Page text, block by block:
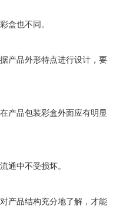
盒也不同。
产品外形特点进行设计，要
产品包装彩盒外面应有明显
中不受损坏。
产品结构充分地了解，才能